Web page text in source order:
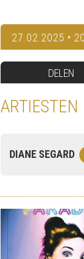
27.02.2025 •
DELEN
ARTIESTEN
DIANE SEGARD